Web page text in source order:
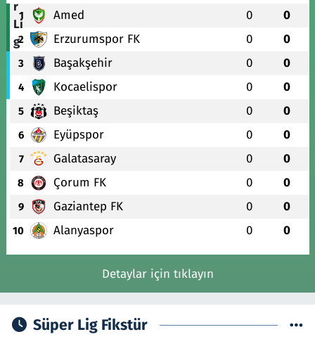
1 Amed 0 0
2 Erzurumspor FK 0 0
3 Başakşehir 0 0
4 Kocaelispor 0 0
5 Beşiktaş 0 0
6 Eyüpspor 0 0
7 Galatasaray 0 0
8 Çorum FK 0 0
9 Gaziantep FK 0 0
10 Alanyaspor 0 0
Detaylar için tıklayın
Süper Lig Fikstür